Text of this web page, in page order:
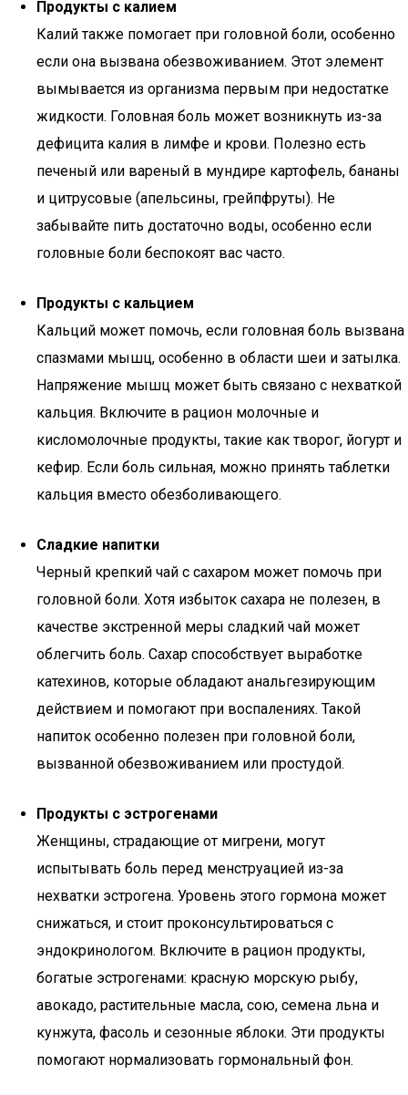
Продукты с калием
Калий также помогает при головной боли, особенно
если она вызвана обезвоживанием. Этот элемент
вымывается из организма первым при недостатке
жидкости. Головная боль может возникнуть из-за
дефицита калия в лимфе и крови. Полезно есть
печеный или вареный в мундире картофель, бананы
и цитрусовые (апельсины, грейпфруты). Не
забывайте пить достаточно воды, особенно если
головные боли беспокоят вас часто.
Продукты с кальцием
Кальций может помочь, если головная боль вызвана
спазмами мышц, особенно в области шеи и затылка.
Напряжение мышц может быть связано с нехваткой
кальция. Включите в рацион молочные и
кисломолочные продукты, такие как творог, йогурт и
кефир. Если боль сильная, можно принять таблетки
кальция вместо обезболивающего.
Сладкие напитки
Черный крепкий чай с сахаром может помочь при
головной боли. Хотя избыток сахара не полезен, в
качестве экстренной меры сладкий чай может
облегчить боль. Сахар способствует выработке
катехинов, которые обладают анальгезирующим
действием и помогают при воспалениях. Такой
напиток особенно полезен при головной боли,
вызванной обезвоживанием или простудой.
Продукты с эстрогенами
Женщины, страдающие от мигрени, могут
испытывать боль перед менструацией из-за
нехватки эстрогена. Уровень этого гормона может
снижаться, и стоит проконсультироваться с
эндокринологом. Включите в рацион продукты,
богатые эстрогенами: красную морскую рыбу,
авокадо, растительные масла, сою, семена льна и
кунжута, фасоль и сезонные яблоки. Эти продукты
помогают нормализовать гормональный фон.